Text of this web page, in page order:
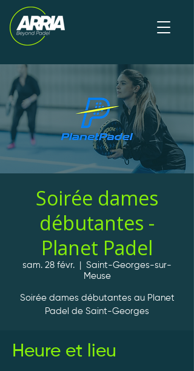
Soirée dames
débutantes -
Planet Padel
sam. 28 févr.
Saint-Georges-sur-
Meuse
Soirée dames débutantes au Planet
Padel de Saint-Georges
Heure et lieu